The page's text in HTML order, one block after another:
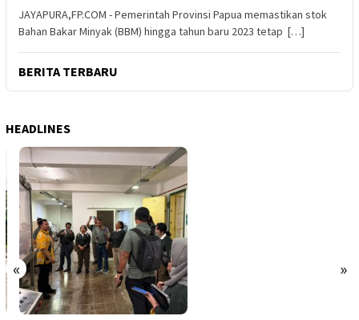
JAYAPURA,FP.COM - Pemerintah Provinsi Papua memastikan stok
Bahan Bakar Minyak (BBM) hingga tahun baru 2023 tetap […]
BERITA TERBARU
HEADLINES
« »